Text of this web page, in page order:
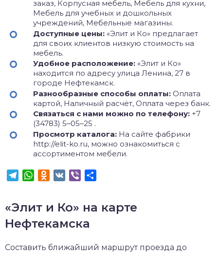
заказ, Корпусная мебель, Мебель для кухни,
Мебель для учебных и дошкольных
учреждений, Мебельные магазины.
Доступные цены: «Элит и Ко» предлагает
для своих клиентов низкую стоимость на
мебель.
Удобное расположение: «Элит и Ко»
находится по адресу улица Ленина, 27 в
городе Нефтекамск.
Разнообразные способы оплаты: Оплата
картой, Наличный расчёт, Оплата через банк.
Связаться с нами можно по телефону: +7
(34783) 5‒05‒25 .
Просмотр каталога: На сайте фабрики
http://elit-ko.ru, можно ознакомиться с
ассортиментом мебели.
TelegramWhatsApp
Odnoklassniki
VK Viber
«Элит и Ко» на карте
Нефтекамска
Составить ближайший маршрут проезда до